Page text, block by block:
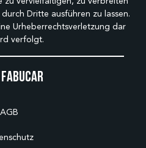
AGB
Dritte ausführen zu lassen.
Urheberrechtsverletzung dar
verfolgt.